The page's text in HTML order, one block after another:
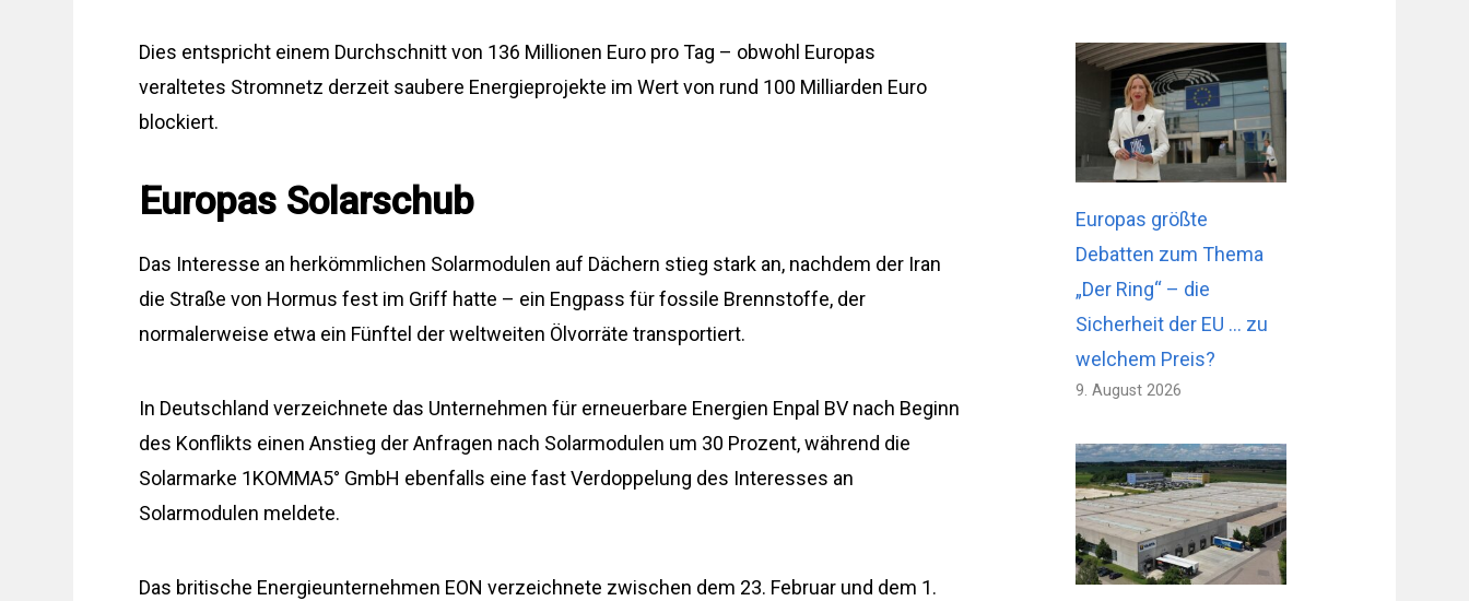
Dies entspricht einem Durchschnitt von 136 Millionen Euro pro Tag – obwohl Europas
veraltetes Stromnetz derzeit saubere Energieprojekte im Wert von rund 100 Milliarden Euro
blockiert.
Europas Solarschub
Das Interesse an herkömmlichen Solarmodulen auf Dächern stieg stark an, nachdem der Iran
die Straße von Hormus fest im Griff hatte – ein Engpass für fossile Brennstoffe, der
normalerweise etwa ein Fünftel der weltweiten Ölvorräte transportiert.
In Deutschland verzeichnete das Unternehmen für erneuerbare Energien Enpal BV nach Beginn
des Konflikts einen Anstieg der Anfragen nach Solarmodulen um 30 Prozent, während die
Solarmarke 1KOMMA5° GmbH ebenfalls eine fast Verdoppelung des Interesses an
Solarmodulen meldete.
Das britische Energieunternehmen EON verzeichnete zwischen dem 23. Februar und dem 1.
Europas größte
Debatten zum Thema
„Der Ring“ – die
Sicherheit der EU … zu
welchem ​​Preis?
9. August 2026